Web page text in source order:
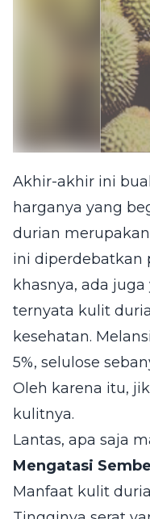
Akhir-akhir ini
harganya yang
durian
ini diperdebatkan
khasnya, ada
ternyata kulit
kesehatan.
5%, selulose
Oleh karena itu,
kulitnya.
Lantas, apa saja
Mengatasi
Manfaat kulit